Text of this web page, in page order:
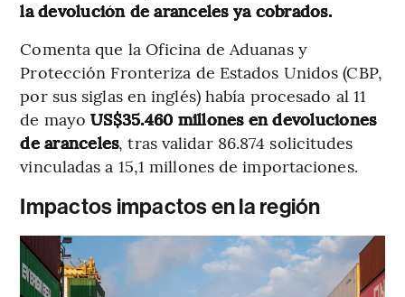
la devolución de aranceles ya cobrados.
Comenta que la Oficina de Aduanas y
Protección Fronteriza de Estados Unidos (CBP,
por sus siglas en inglés) había procesado al 11
de mayoUS$35.460 millones en devoluciones
de aranceles, tras validar 86.874 solicitudes
vinculadas a 15,1 millones de importaciones.
Impactos impactos en la región